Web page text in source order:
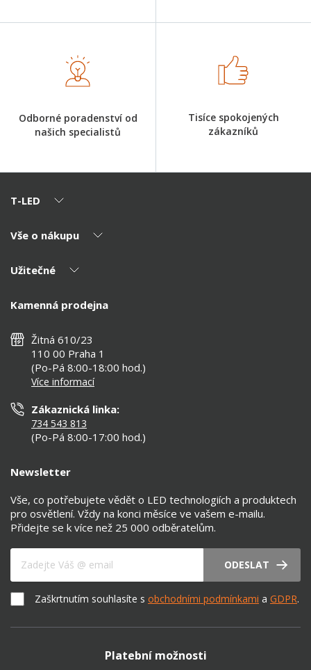
Odborné poradenství od
našich specialistů
Tisíce spokojených
zákazníků
T-LED
O nás
Kontakty
Tipy, rady a instalace
Vše o nákupu
Výhody T-LED
Montáž
Nejčastější dotazy
Než koupíte
Osvětlení dle místnosti
Užitečné
Reklamace a vrácení
Zásady ochrany soukromí
Nastavení cookies
Prohlášení o přístupnosti
Kamenná prodejna
Žitná 610/23
110 00 Praha 1
(Po-Pá 8:00-18:00 hod.)
Více informací
Zákaznická linka:
734 543 813
(Po-Pá 8:00-17:00 hod.)
Newsletter
Vše, co potřebujete vědět o LED technologiích a produktech
pro osvětlení. Vždy na konci měsíce ve vašem e-mailu.
Přidejte se k více než 25 000 odběratelům.
Váš e-mail
ODESLAT
Zaškrtnutím souhlasíte s obchodními podmínkami a GDPR.
Platební možnosti